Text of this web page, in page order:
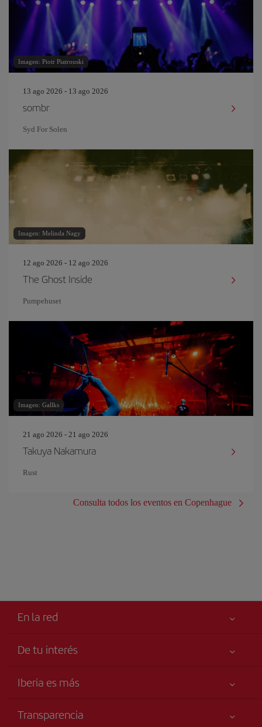
Imagen: Piotr Piatrouski
13 ago 2026 - 13 ago 2026
sombr
Syd For Solen
Imagen: Melinda Nagy
12 ago 2026 - 12 ago 2026
The Ghost Inside
Pumpehuset
Imagen: Gallks
21 ago 2026 - 21 ago 2026
Takuya Nakamura
Rust
Consulta todos los eventos en Copenhague
En la red
De tu interés
Tu seguridad es lo primero
Iberia es más
Talento a bordo
Transparencia